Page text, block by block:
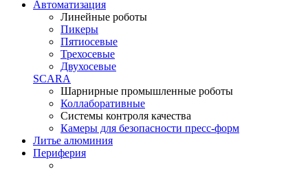
Автоматизация
Линейные роботы
Пикеры
Пятиосевые
Трехосевые
Двухосевые
SCARA
Шарнирные промышленные роботы
Коллаборативные
Системы контроля качества
Камеры для безопасности пресс-форм
Литье алюминия
Периферия